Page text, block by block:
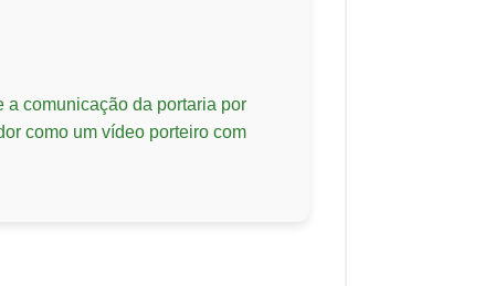
a comunicação da portaria por
como um vídeo porteiro com